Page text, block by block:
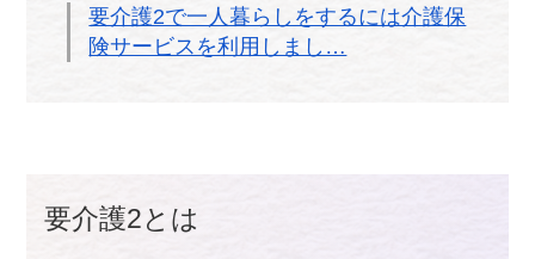
要介護2で一人暮らしをするには介護保
険サービスを利用しまし…
要介護2とは